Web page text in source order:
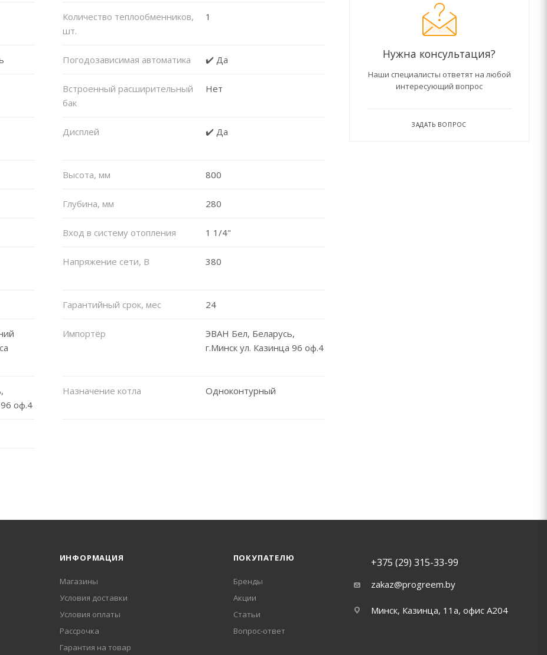
Количество теплообменников,
шт.
1
Погодозависимая автоматика ✔️ Да
Встроенный расширительный
бак
Нет
Дисплей ✔️ Да
Высота, мм 800
Глубина, мм 280
Вход в систему отопления 1 1/4"
Напряжение сети, В 380
Гарантийный срок, мес 24
Импортёр
ЭВАН Бел, Беларусь,
г.Минск ул. Казинца 96 оф.4
оф.4
Назначение котла Одноконтурный
Нужна консультация?
Наши специалисты ответят на любой
интересующий вопрос
ЗАДАТЬ ВОПРОС
ИНФОРМАЦИЯ
Магазины
Условия доставки
Условия оплаты
Рассрочка
Гарантия на товар
ПОКУПАТЕЛЮ
Бренды
Акции
Статьи
Вопрос-ответ
+375 (29) 315-33-99
zakaz@progreem.by
Минск, Казинца, 11а, офис А204